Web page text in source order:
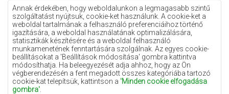
Annak érdekében, hogy weboldalunkon a legmagasabb szintű
szolgáltatást nyújtsuk, cookie-ket használunk. A cookie-ket a
weboldal tartalmának a felhasználó preferenciáihoz történő
igazítására, a weboldal használatának optimalizálására,
statisztikák készítésére és a weboldal felhasználó
munkamenetének fenntartására szolgálnak. Az egyes cookie-
beállításokat a 'Beállítások módosítása' gombra kattintva
módosíthatja. Ha beleegyezését adja ahhoz, hogy az Ön
végberendezésén a fent megadott összes kategóriába tartozó
cookie-kat telepítsük, kattintson a 'Minden cookie elfogadása
gombra'
Lila szőnyegek
Sárga szőnyegek
Mentaszínű szőnyegek
Világoskék szőnyegek
Narancssárga szőnyegek
Rózsaszín szőnyegek